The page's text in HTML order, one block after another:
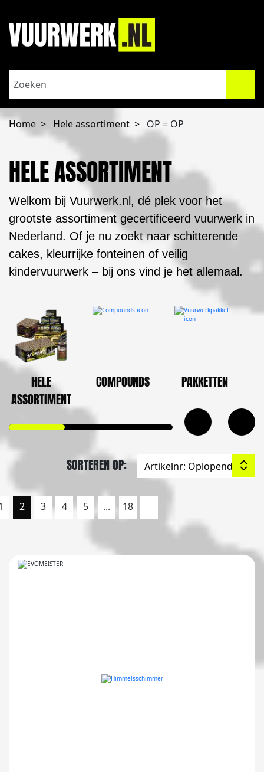
Home Hele assortiment OP = OP
HELE ASSORTIMENT
Welkom bij Vuurwerk.nl, dé plek voor het
grootste assortiment gecertificeerd vuurwerk in
Nederland. Of je nu zoekt naar schitterende
cakes, kleurrijke fonteinen of veilig
kindervuurwerk – bij ons vind je het allemaal.
HELE
ASSORTIMENT
COMPOUNDS PAKKETTEN
SORTEREN OP:
2 3 4 5 ... 18